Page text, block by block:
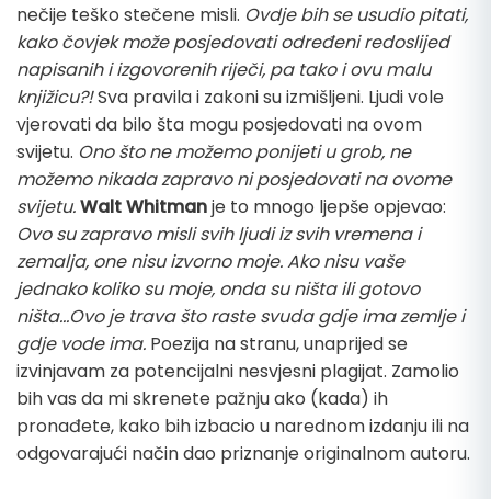
nečije teško stečene misli. Ovdje bih se usudio pitati,
kako čovjek može posjedovati određeni redoslijed
napisanih i izgovorenih riječi, pa tako i ovu malu
knjižicu?!Sva pravila i zakoni su izmišljeni. Ljudi vole
vjerovati da bilo šta mogu posjedovati na ovom
svijetu. Ono što ne možemo ponijeti u grob, ne
možemo nikada zapravo ni posjedovati na ovome
svijetu.Walt Whitmanje to mnogo ljepše opjevao:
Ovo su zapravo misli svih ljudi iz svih vremena i
zemalja, one nisu izvorno moje. Ako nisu vaše
jednako koliko su moje, onda su ništa ili gotovo
ništa…Ovo je trava što raste svuda gdje ima zemlje i
gdje vode ima. Poezija na stranu, unaprijed se
izvinjavam za potencijalni nesvjesni plagijat. Zamolio
bih vas da mi skrenete pažnju ako (kada) ih
pronađete, kako bih izbacio u narednom izdanju ili na
odgovarajući način dao priznanje originalnom autoru.